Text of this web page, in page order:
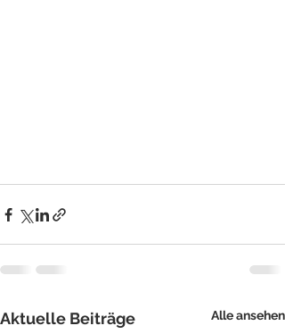
Aktuelle Beiträge Alle ansehen